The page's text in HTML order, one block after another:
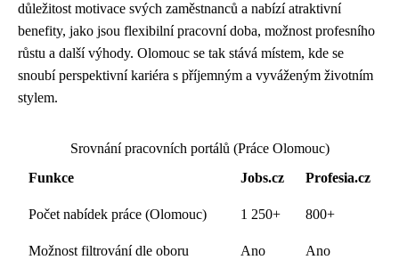
důležitost motivace svých zaměstnanců a nabízí atraktivní
benefity, jako jsou flexibilní pracovní doba, možnost profesního
růstu a další výhody. Olomouc se tak stává místem, kde se
snoubí perspektivní kariéra s příjemným a vyváženým životním
stylem.
Srovnání pracovních portálů (Práce Olomouc)
Funkce
Jobs.cz Profesia.cz
Počet nabídek práce (Olomouc) 1 250+ 800+
Možnost filtrování dle oboru Ano Ano